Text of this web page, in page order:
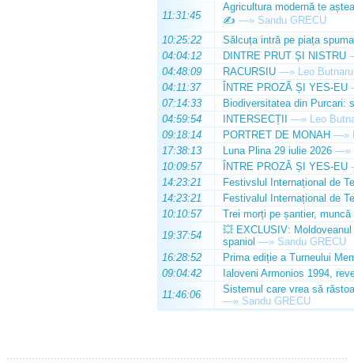
11:31:45
Agricultura modernă te
✍️ —» Sandu GRECU
10:25:22
Sălcuța intră pe piața
04:04:12
DINTRE PRUT ȘI NISTRU
04:48:09
RACURSIU —» Leo Butnaru
04:11:37
ÎNTRE PROZĂ ȘI YES-EU
07:14:33
Biodiversitatea din Purcari:
04:59:54
INTERSECȚII —» Leo
09:18:14
PORTRET DE MONAH —»
17:38:13
Luna Plina 29 iulie 2026 —»
10:09:57
ÎNTRE PROZĂ ȘI YES-EU
14:23:21
Festivslul Internațional de
14:23:21
Festivalul Internațional de
10:10:57
Trei morți pe șantier, muncă
19:37:54
💥 EXCLUSIV:
spaniol —» Sandu GRECU
16:28:52
Prima ediție a Turneului
09:04:42
Ialoveni Armonios 1994,
11:46:06
Sistemul care vrea să
—» Sandu GRECU